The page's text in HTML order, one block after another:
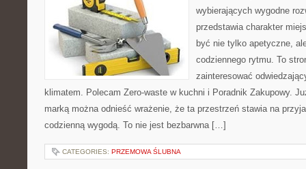
wybierających wygodne
przedstawia charakter
być nie tylko apetyczne,
codziennego rytmu. To
zainteresować
klimatem. Polecam Zero-waste w kuchni i Poradnik Zakupowy.
marką można odnieść wrażenie, że ta przestrzeń stawia na
codzienną wygodą. To nie jest bezbarwna […]
CATEGORIES: PRZEMOWA ŚLUBNA